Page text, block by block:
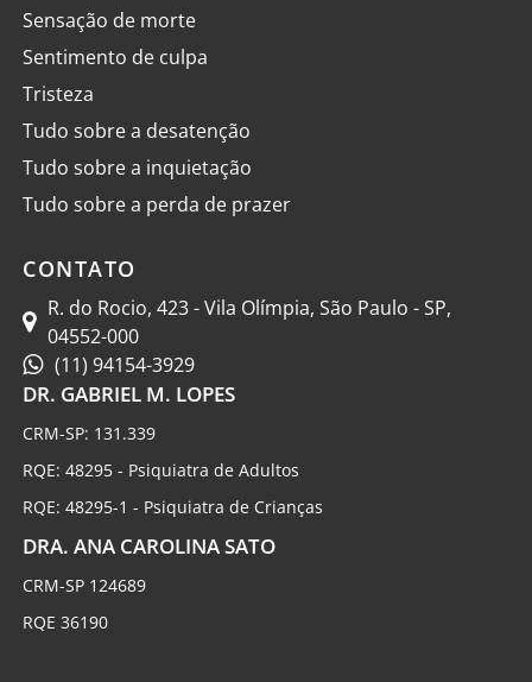
Sensação de morte
Sentimento de culpa
Tristeza
Tudo sobre a desatenção
Tudo sobre a inquietação
Tudo sobre a perda de prazer
CONTATO
R. do Rocio, 423 - Vila Olímpia, São Paulo - SP,
04552-000
(11) 94154-3929
DR. GABRIEL M. LOPES
CRM-SP: 131.339
RQE: 48295 - Psiquiatra de Adultos
RQE: 48295-1 - Psiquiatra de Crianças
DRA. ANA CAROLINA SATO
CRM-SP 124689
RQE 36190